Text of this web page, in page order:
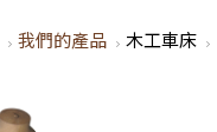
我們的產品 木工車床